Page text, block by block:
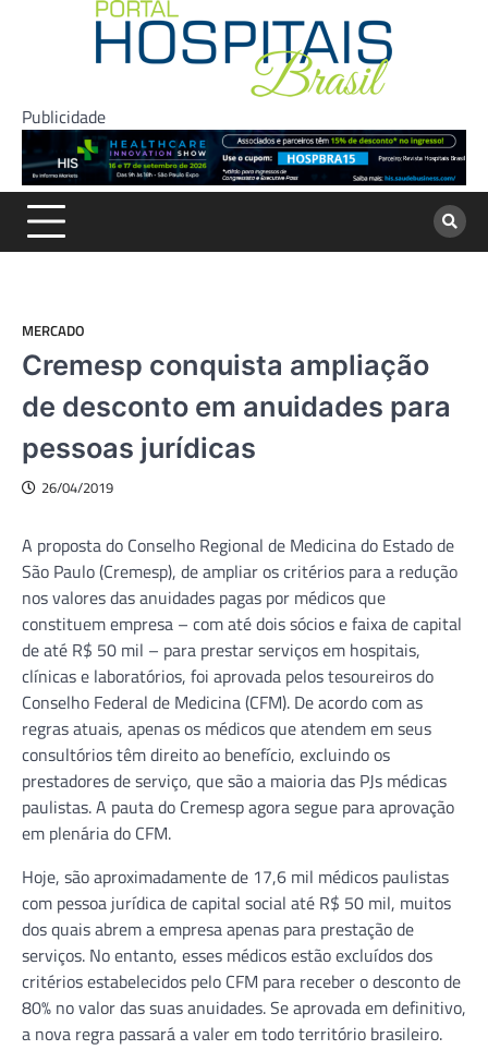
Publicidade
MERCADO
Cremesp conquista ampliação
de desconto em anuidades para
pessoas jurídicas
26/04/2019
A proposta do Conselho Regional de Medicina do Estado de
São Paulo (Cremesp), de ampliar os critérios para a redução
nos valores das anuidades pagas por médicos que
constituem empresa – com até dois sócios e faixa de capital
de até R$ 50 mil – para prestar serviços em hospitais,
clínicas e laboratórios, foi aprovada pelos tesoureiros do
Conselho Federal de Medicina (CFM). De acordo com as
regras atuais, apenas os médicos que atendem em seus
consultórios têm direito ao benefício, excluindo os
prestadores de serviço, que são a maioria das PJs médicas
paulistas. A pauta do Cremesp agora segue para aprovação
em plenária do CFM.
Hoje, são aproximadamente de 17,6 mil médicos paulistas
com pessoa jurídica de capital social até R$ 50 mil, muitos
dos quais abrem a empresa apenas para prestação de
serviços. No entanto, esses médicos estão excluídos dos
critérios estabelecidos pelo CFM para receber o desconto de
80% no valor das suas anuidades. Se aprovada em definitivo,
a nova regra passará a valer em todo território brasileiro.